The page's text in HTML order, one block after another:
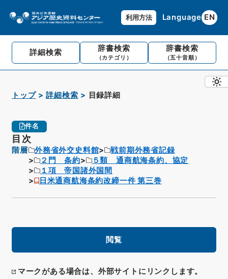
利用方法 Language EN
詳細検索 辞書検索
（カテゴリ）
辞書検索
（五十音順）
トップ 詳細検索 目録詳細
件名
目次
階層 外務省外交史料館
戦前期外務省記録
２門 条約
５類 通商航海条約、協定
１項 帝国諸外国間
日米通商航海条約改締一件 第三巻
閲覧
マークがある場合は、外部サイトにリンクします。